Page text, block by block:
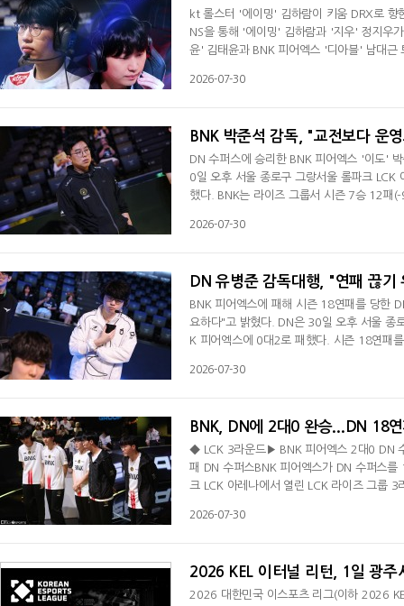
kt 롤스터 '에이밍' 김하람이 키움 DRX로
NS을 통해 '에이밍' 김하람과 '지우' 정지우
윤' 김태윤과 BNK 피어엑스 '디아블' 남대근
합류했지만 '레이지필' 쩐바오민에게 밀린
2026-07-30
BNK 박준석 감독, "교전보다 운
DN 수퍼스에 승리한 BNK 피어엑스 '이도'
0일 오후 서울 종로구 그랑서울 롤파크 LCK
했다. BNK는 라이즈 그룹서 시즌 7승 12패
했다. 교전보다는 운영으로 이겼다고 생각
2026-07-30
DN 유병준 감독대행, "연패 끊기
BNK 피어엑스에 패해 시즌 18연패를 당한
요하다"고 밝혔다. DN은 30일 오후 서울 종로구 그랑서울 롤파크 LCK 아레나에서 열린 LCK 라이즈 그룹 3라운드서 BN
K 피어엑스에 0대2로 패했다. 시즌 18연패
며 "하지만 그 부분을 하지 못했고 좀 소극적
2026-07-30
BNK, DN에 2대0 완승...DN 18
◆ LCK 3라운드▶ BNK 피어엑스 2대0 DN
패 DN 수퍼스BNK 피어엑스가 DN 수퍼스
크 LCK 아레나에서 열린 LCK 라이즈 그룹
바텀 갱킹 때 '덕담' 서대길의 빅토르를 처치
2026-07-30
2026 KEL 이터널 리턴, 1일 광주
2026 대한민국 이스포츠 리그(이하 2026